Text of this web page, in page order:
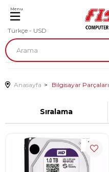
Türkçe - USD
Menu
Anasayfa Bilgisayar Parçaları
Sıralama